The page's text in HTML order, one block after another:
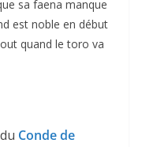
sa faena manque
est noble en début
quand le toro va
Conde de